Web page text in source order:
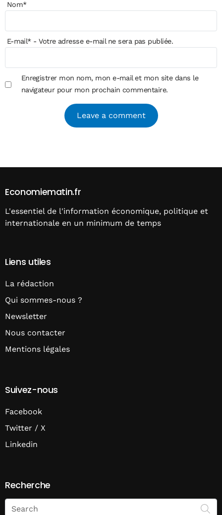
Nom*
E-mail*- Votre adresse e-mail ne sera pas publiée.
Enregistrer mon nom, mon e-mail et mon site dans le
navigateur pour mon prochain commentaire.
Economiematin.fr
L'essentiel de l'information économique, politique et
internationale en un minimum de temps
Liens utiles
La rédaction
Qui sommes-nous ?
Newsletter
Nous contacter
Mentions légales
Suivez-nous
Facebook
Twitter / X
Linkedin
Recherche
Search
on